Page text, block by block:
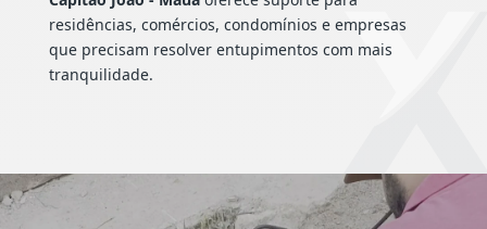
residências, comércios, condomínios e empresas
que precisam resolver entupimentos com mais
tranquilidade.